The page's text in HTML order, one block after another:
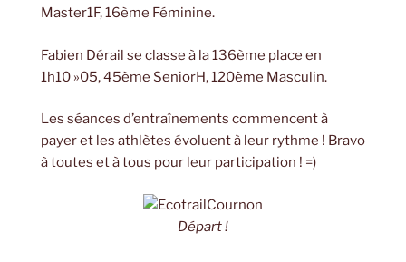
Master1F, 16ème Féminine.
Fabien Dérail se classe à la 136ème place en
1h10 »05, 45ème SeniorH, 120ème Masculin.
Les séances d’entraînements commencent à
payer et les athlètes évoluent à leur rythme ! Bravo
à toutes et à tous pour leur participation ! =)
Départ !